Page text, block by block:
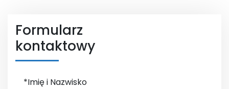
Formularz
kontaktowy
*Imię i Nazwisko